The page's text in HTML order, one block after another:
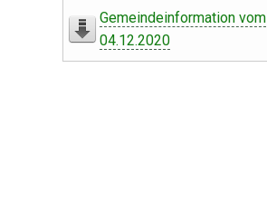
Gemeindeinformation vom
04.12.2020